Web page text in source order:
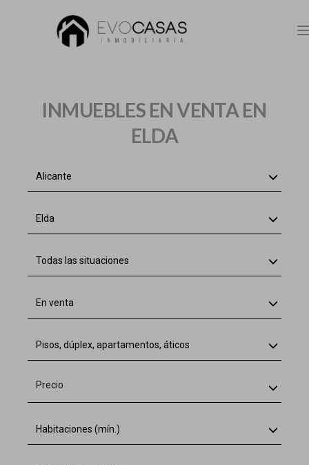
INMUEBLES EN VENTA EN
ELDA
Alicante
Elda
Todas las situaciones
En venta
Pisos, dúplex, apartamentos, áticos
Precio
Habitaciones (mín.)